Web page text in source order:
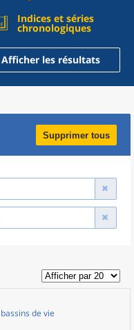
Indices et séries
chronologiques
Afficher les résultats
Supprimer tous
de vie